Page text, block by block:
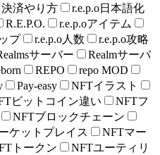
済やり方
r.e.p.o日本語化
R.E.P.O.
r.e.p.oアイテム
プ r.e.p.o人数
r.e.p.o攻略
サーバー
Realmサーバ
REPO
repo MOD
Pay-easy
NFTイラスト
ビットコイン違い
NFTフ
NFTブロックチェーン
ケットプレイス
NFTマー
トークン
NFTユーティリ